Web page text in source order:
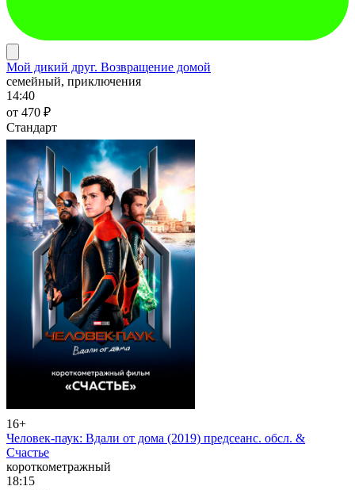
Мой дикий друг. Возвращение домой
семейный, приключения
14:40
от 470 ₽
Стандарт
16+
Человек-паук: Вдали от дома (2019) предсеанс. обсл. &
Счастье
короткометражный
18:15